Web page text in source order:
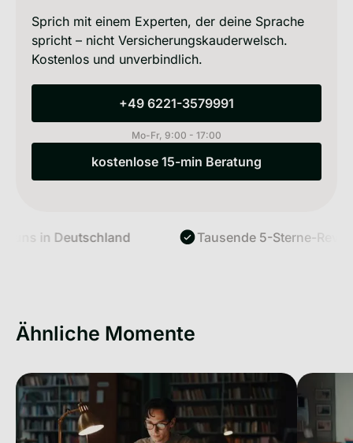
Sprich mit einem Experten, der deine Sprache
spricht – nicht Versicherungskauderwelsch.
Kostenlos und unverbindlich.
+49 6221-3579991
+49 6221-3579991
Mo-Fr, 9:00 - 17:00
kostenlose 15-min Beratung
kostenlose 15-min Beratung
in Deutschland Tausende 5-Sterne-Reviews
Ähnliche Momente